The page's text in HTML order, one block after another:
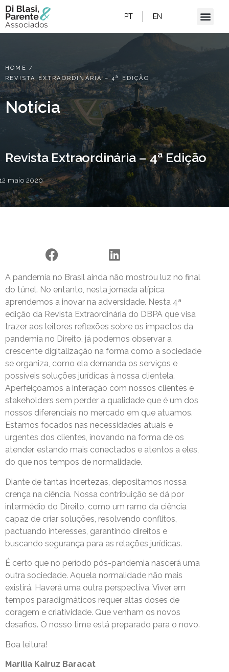
PT EN
HOME /
REVISTA EXTRAORDINÁRIA – 4ª EDIÇÃO
Notícia
Revista Extraordinária – 4ª Edição
maio 2020
A pandemia no Brasil ainda não mostrou luz no final
do túnel. No entanto, nesta jornada atípica
aprendemos a inovar na adversidade. Nesta 4ª
edição da Revista Extraordinária do DBPA que visa
trazer aos leitores reflexões sobre os impactos da
pandemia no Direito, já podemos observar a
crescente digitalização na forma como a sociedade
se organiza, como ela demanda os serviços e
possíveis soluções jurídicas à nossa clientela.
Aperfeiçoamos a interação com nossos clientes e
stakeholders sem perder a qualidade que é um dos
nossos diferenciais no mercado em que atuamos.
Estamos focados nas necessidades atuais e
urgentes dos clientes, inovando na forma de os
atender, estando mais conectados e atentos a eles,
do que nos tempos de normalidade.
Diante de tantas incertezas, depositamos nossa
crença na ciência. Nossa contribuição se dá por
intermédio do Direito, como um ramo da ciência
capaz de criar soluções, resolvendo conflitos,
pactuando interesses, garantindo direitos e
buscando segurança para as relações jurídicas.
É certo que no período pós-pandemia nascerá uma
outra sociedade. Aquela normalidade não mais
existirá. Haverá uma outra perspectiva. Viver em
tempos paradigmáticos requer altas doses de
coragem e criatividade. Que venham os novos
desafios. O nosso time está preparado para o novo.
Boa leitura!
Marília Kairuz Baracat